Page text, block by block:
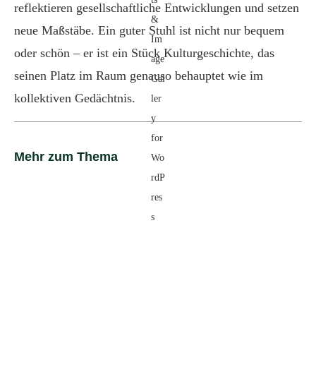
reflektieren gesellschaftliche Entwicklungen und setzen
neue Maßstäbe. Ein guter Stuhl ist nicht nur bequem
oder schön – er ist ein Stück Kulturgeschichte, das
seinen Platz im Raum genauso behauptet wie im
kollektiven Gedächtnis.
Mehr zum Thema